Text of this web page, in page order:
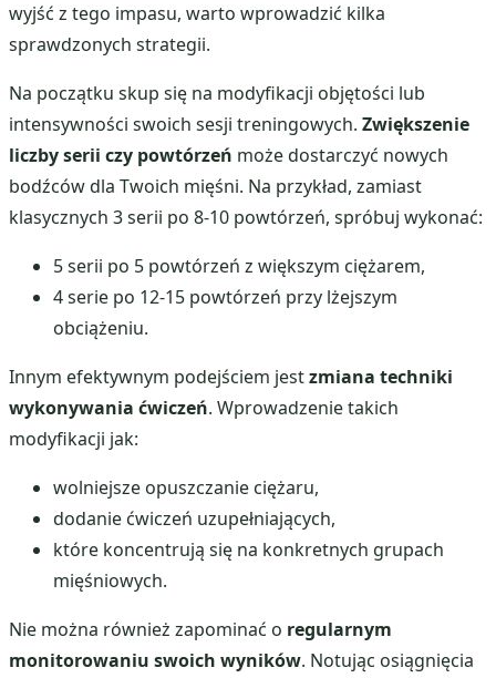
wyjść z tego impasu, warto wprowadzić kilka
sprawdzonych strategii.
Na początku skup się na modyfikacji objętości lub
intensywności swoich sesji treningowych. Zwiększenie
liczby serii czy powtórzeń może dostarczyć nowych
bodźców dla Twoich mięśni. Na przykład, zamiast
klasycznych 3 serii po 8-10 powtórzeń, spróbuj wykonać:
5 serii po 5 powtórzeń z większym ciężarem,
4 serie po 12-15 powtórzeń przy lżejszym
obciążeniu.
Innym efektywnym podejściem jestzmiana techniki
wykonywania ćwiczeń. Wprowadzenie takich
modyfikacji jak:
wolniejsze opuszczanie ciężaru,
dodanie ćwiczeń uzupełniających,
które koncentrują się na konkretnych grupach
mięśniowych.
Nie można również zapominać o regularnym
monitorowaniu swoich wyników. Notując osiągnięcia